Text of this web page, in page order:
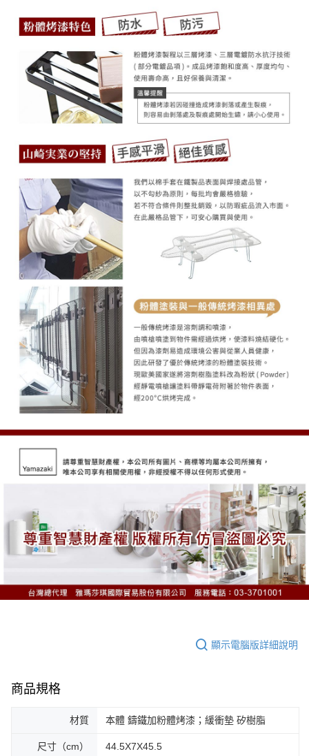
顯示電腦版詳細說明
商品規格
材質 本體 鑄鐵加粉體烤漆；緩衝墊 矽樹脂
尺寸（cm） 44.5X7X45.5